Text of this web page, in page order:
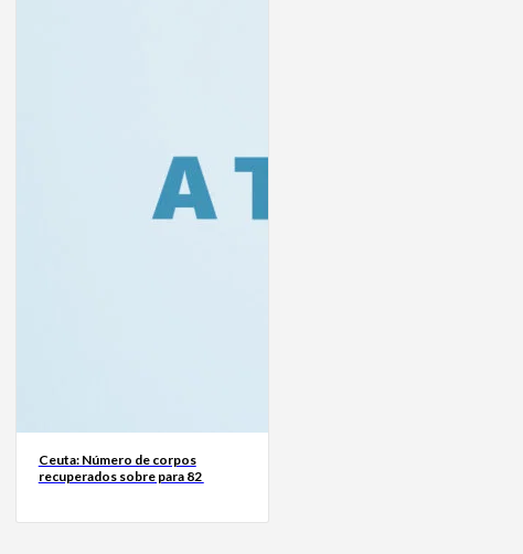
Ceuta: Número de corpos
recuperados sobre para 82